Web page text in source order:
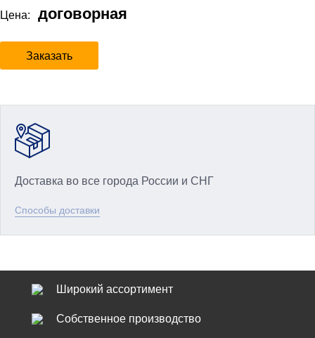
Цена: договорная
Заказать
Доставка во все города России и СНГ
Способы доставки
Широкий ассортимент
Собственное производство